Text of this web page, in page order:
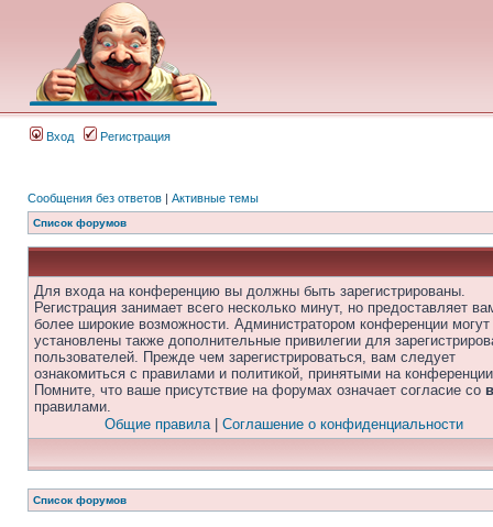
Вход Регистрация
Сообщения без ответов | Активные темы
Список форумов
Для входа на конференцию вы должны быть зарегистрированы.
Регистрация занимает всего несколько минут, но предоставляет
более широкие возможности. Администратором конференции
установлены также дополнительные привилегии для
пользователей. Прежде чем зарегистрироваться, вам следует
ознакомиться с правилами и политикой, принятыми на
Помните, что ваше присутствие на форумах означает согласие со
правилами.
Общие правила| Соглашение о конфиденциальности
Список форумов